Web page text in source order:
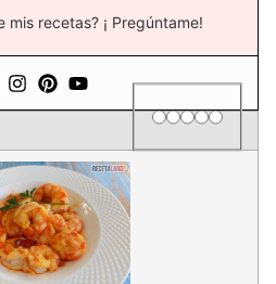
mis recetas? ¡ Pregúntame!
Rating
1 star
2 stars
3 stars
4 stars
5